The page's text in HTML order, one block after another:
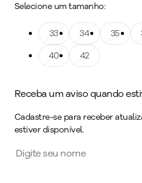
Selecione um tamanho:
Tamanho: 33
33Tamanho: 34
34Tamanho: 35
35
Tamanho: 40
40Tamanho: 42
42
Receba um aviso quando
Cadastre-se para receber
estiver disponível.